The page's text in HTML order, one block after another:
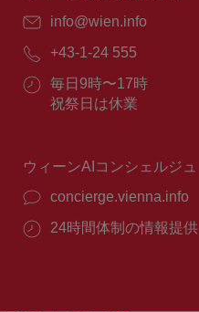
E
ー
ル：
info@wien.info
電
番
号：
+43-1-24 555
営
業
毎日9時〜17時
祝祭日は休業
ウィーンAIコンシェルジュ
concierge.vienna.info
24時間体制の情報提供